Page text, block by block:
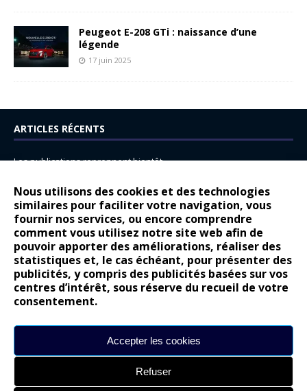
Nous utilisons des cookies et des technologies
similaires pour faciliter votre navigation, vous
fournir nos services, ou encore comprendre
comment vous utilisez notre site web afin de
pouvoir apporter des améliorations, réaliser des
statistiques et, le cas échéant, pour présenter des
publicités, y compris des publicités basées sur vos
centres d’intérêt, sous réserve du recueil de votre
consentement.
Accepter les cookies
Refuser
Peugeot E-208 GTi : naissance d’une
légende
17 juin 2025
ARTICLES RÉCENTS
Les publications reprennent bientôt…
14 juillet : nouveau film de marque pour Citroën
Renault Espace : voyage, voyage…
Peugeot E-208 GTi : naissance d’une légende
COMMENTAIRES RÉCENTS
Bernard Dardartdans
Gilly
gyo
Lancia Ypsilon : naturellement envoûtante ?